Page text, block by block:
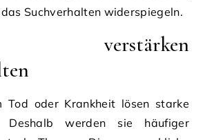
Suchverhalten widerspiegeln.
verstärken
Tod oder Krankheit lösen starke
Deshalb werden sie häufiger